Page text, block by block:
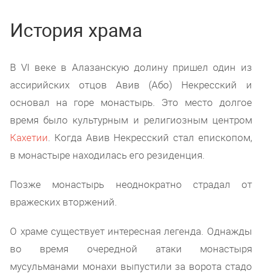
История храма
В VI веке в Алазанскую долину пришел один из
ассирийских отцов Авив (Або) Некресский и
основал на горе монастырь. Это место долгое
время было культурным и религиозным центром
Кахетии. Когда Авив Некресский стал епископом,
в монастыре находилась его резиденция.
Позже монастырь неоднократно страдал от
вражеских вторжений.
О храме существует интересная легенда. Однажды
во время очередной атаки монастыря
мусульманами монахи выпустили за ворота стадо